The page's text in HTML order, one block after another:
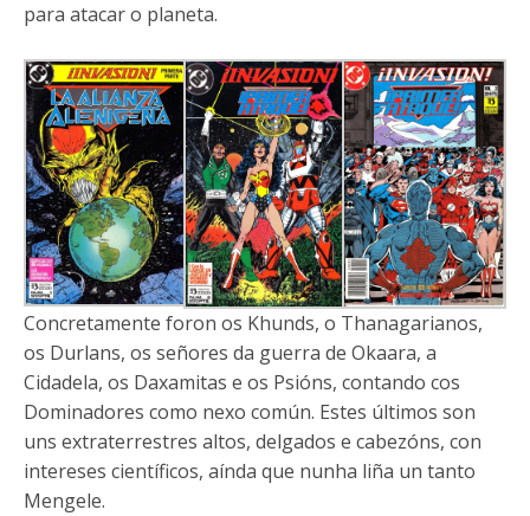
para atacar o planeta.
Concretamente foron os Khunds, o Thanagarianos,
os Durlans, os señores da guerra de Okaara, a
Cidadela, os Daxamitas e os Psións, contando cos
Dominadores como nexo común. Estes últimos son
uns extraterrestres altos, delgados e cabezóns, con
intereses científicos, aínda que nunha liña un tanto
Mengele.